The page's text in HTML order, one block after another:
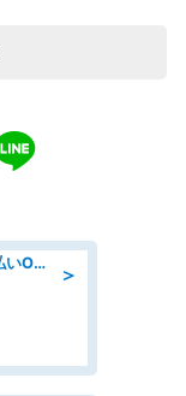
＞
マシンオペレーター/未経験OK/日払いOK/寮費無料/交替制/20・30・40代活躍中